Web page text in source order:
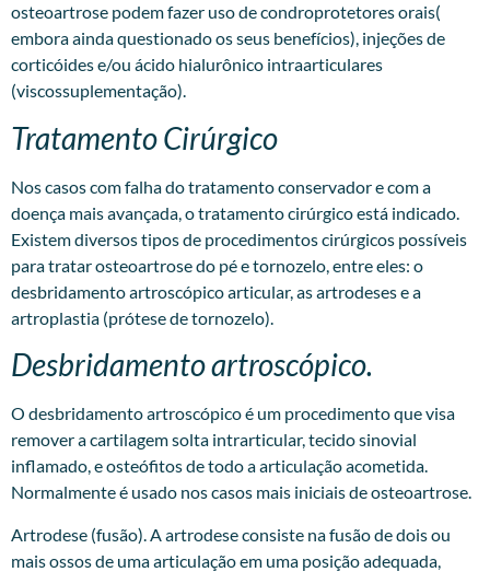
osteoartrose podem fazer uso de condroprotetores orais(
embora ainda questionado os seus benefícios), injeções de
corticóides e/ou ácido hialurônico intraarticulares
(viscossuplementação).
Tratamento Cirúrgico
Nos casos com falha do tratamento conservador e com a
doença mais avançada, o tratamento cirúrgico está indicado.
Existem diversos tipos de procedimentos cirúrgicos possíveis
para tratar osteoartrose do pé e tornozelo, entre eles: o
desbridamento artroscópico articular, as artrodeses e a
artroplastia (prótese de tornozelo).
Desbridamento artroscópico.
O desbridamento artroscópico é um procedimento que visa
remover a cartilagem solta intrarticular, tecido sinovial
inflamado, e osteófitos de todo a articulação acometida.
Normalmente é usado nos casos mais iniciais de osteoartrose.
Artrodese (fusão). A artrodese consiste na fusão de dois ou
mais ossos de uma articulação em uma posição adequada,